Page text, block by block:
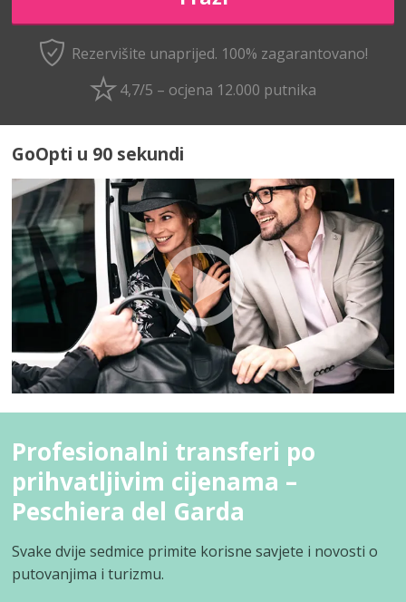
Rezervišite unaprijed. 100% zagarantovano!
4,7/5 – ocjena 12.000 putnika
GoOpti u 90 sekundi
Profesionalni transferi po
prihvatljivim cijenama –
Peschiera del Garda
Svake dvije sedmice primite korisne savjete i novosti o
putovanjima i turizmu.